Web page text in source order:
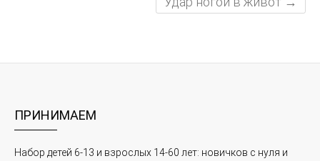
ПРИНИМАЕМ
Набор детей 6-13 и взрослых 14-60 лет: новичков с нуля и